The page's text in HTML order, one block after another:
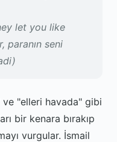
let you like
paranın seni
ve "elleri havada" gibi
bir kenara bırakıp
vurgular. İsmail